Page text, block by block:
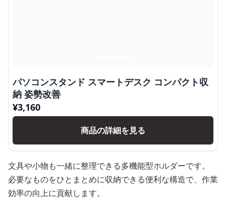
パソコンスタンド スマートデスク コンパクト収
納 姿勢改善
¥3,160
商品の詳細を見る
文具や小物も一緒に整理できる多機能型ホルダーです。
必要なものをひとまとめに収納できる便利な構造で、作業
効率の向上に貢献します。